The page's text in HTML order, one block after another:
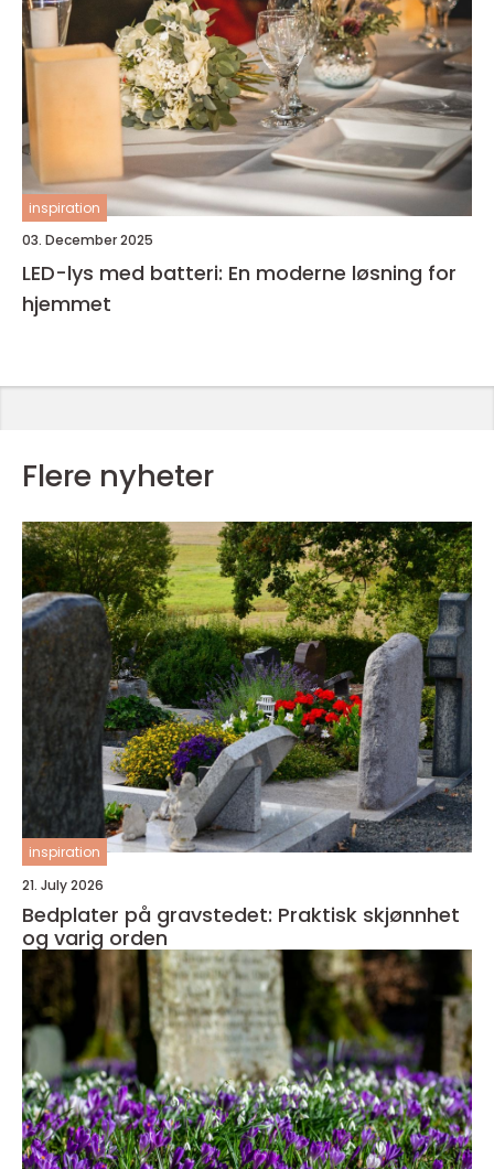
inspiration
03. December 2025
LED-lys med batteri: En moderne løsning for
hjemmet
Flere nyheter
inspiration
21. July 2026
Bedplater på gravstedet: Praktisk skjønnhet
og varig orden